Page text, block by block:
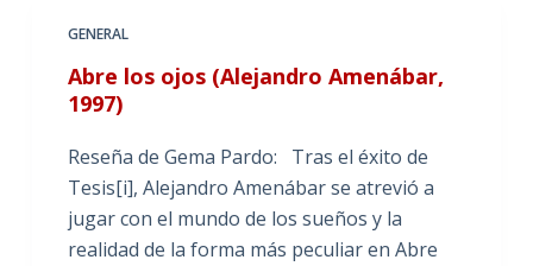
GENERAL
Abre los ojos (Alejandro Amenábar,
1997)
Reseña de Gema Pardo: Tras el éxito de
Tesis[i], Alejandro Amenábar se atrevió a
jugar con el mundo de los sueños y la
realidad de la forma más peculiar en Abre